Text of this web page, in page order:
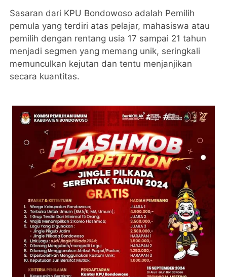
Sasaran dari KPU Bondowoso adalah Pemilih
pemula yang terdiri atas pelajar, mahasiswa atau
pemilih dengan rentang usia 17 sampai 21 tahun
menjadi segmen yang memang unik, seringkali
memunculkan kejutan dan tentu menjanjikan
secara kuantitas.